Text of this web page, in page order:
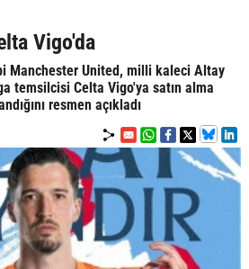
Vigo'da
Manchester United, milli kaleci Altay
temsilcisi Celta Vigo'ya satın alma
resmen açıkladı